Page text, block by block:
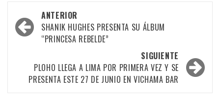
Navegación
por
entradas
ANTERIOR
SHANIK HUGHES PRESENTA SU ÁLBUM
“PRINCESA REBELDE”
SIGUIENTE
PLOHO LLEGA A LIMA POR PRIMERA VEZ Y SE
PRESENTA ESTE 27 DE JUNIO EN VICHAMA BAR